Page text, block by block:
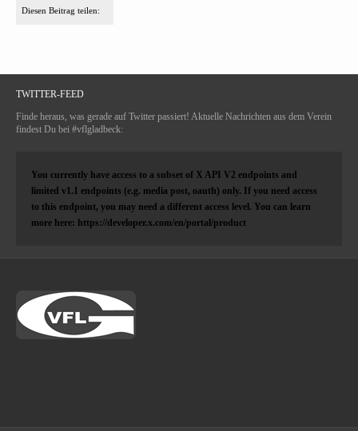
Diesen Beitrag teilen:
TWITTER-FEED
Finde heraus, was gerade auf Twitter passiert! Aktuelle Nachrichten aus dem Verein
findest Du bei #vflgladbeck:
You currently have access to a subset of X API V2 endpoints and
limited v1.1 endpoints (e.g. media post, oauth) only. If you need access
to this endpoint, you may need a different access level. You can learn
more here: https://developer.x.com/en/portal/product